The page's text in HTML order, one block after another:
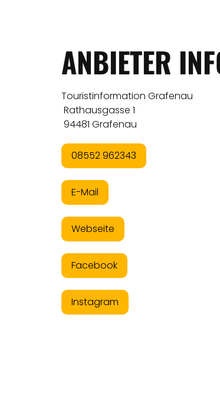
ANBIETER
Touristinformation Grafenau
Rathausgasse 1
94481 Grafenau
08552 962343
E-Mail
Webseite
Facebook
Instagram